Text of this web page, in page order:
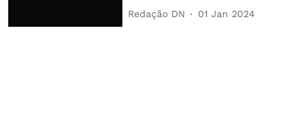
Redação DN 01 Jan 2024